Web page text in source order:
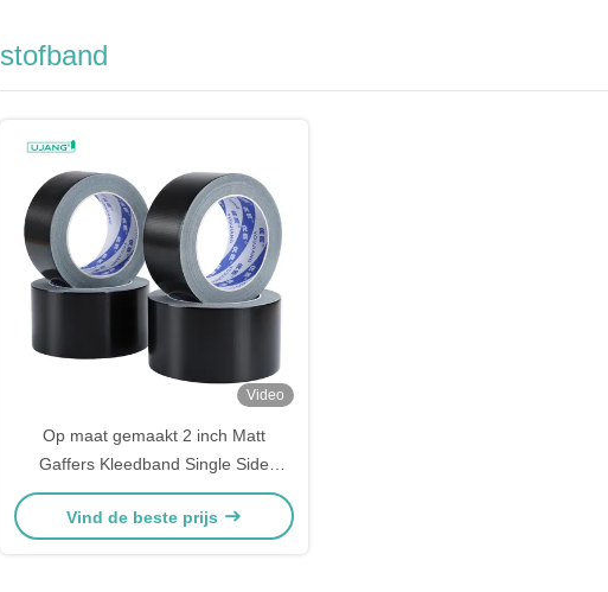
stofband
Video
Op maat gemaakt 2 inch Matt
Gaffers Kleedband Single Side
Kleefmiddel Voor Karton Afdichting
Vind de beste prijs